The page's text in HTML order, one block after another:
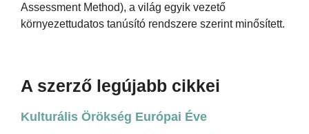
Assessment Method), a világ egyik vezető
környezettudatos tanúsító rendszere szerint minősített.
A szerző legújabb cikkei
Kulturális Örökség Európai Éve